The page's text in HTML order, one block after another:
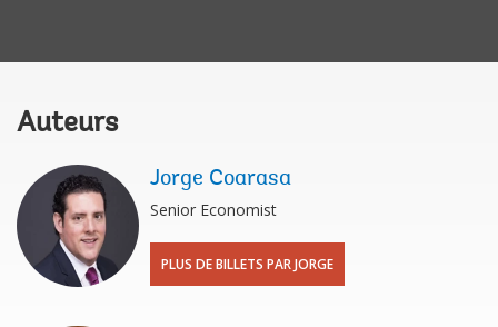
Auteurs
Jorge Coarasa
Senior Economist
PLUS DE BILLETS PAR JORGE